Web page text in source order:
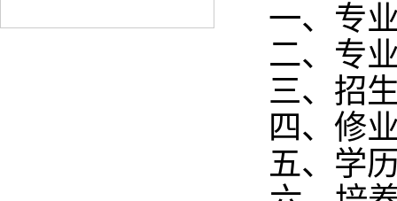
一、专
二、专
三、招
四、修
五、学